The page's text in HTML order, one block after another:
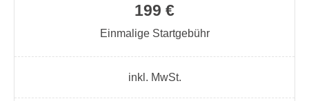
199 €
Einmalige Startgebühr
inkl. MwSt.